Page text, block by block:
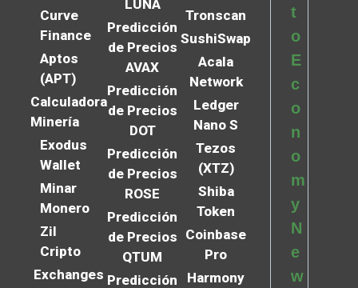
Curve
Finance
Aptos
(APT)
Calculadora
Minería
Exodus
Wallet
Minar
Monero
Zil
Cripto
Exchanges
LUNA
Predicción
de Precios
AVAX
Predicción
de Precios
DOT
Predicción
de Precios
ROSE
Predicción
de Precios
QTUM
Predicción
Tronscan
SushiSwap
Acala
Network
Ledger
Nano S
Tezos
(XTZ)
Shiba
Token
Coinbase
Pro
Harmony
t
o
E
c
o
n
o
m
y
N
e
w